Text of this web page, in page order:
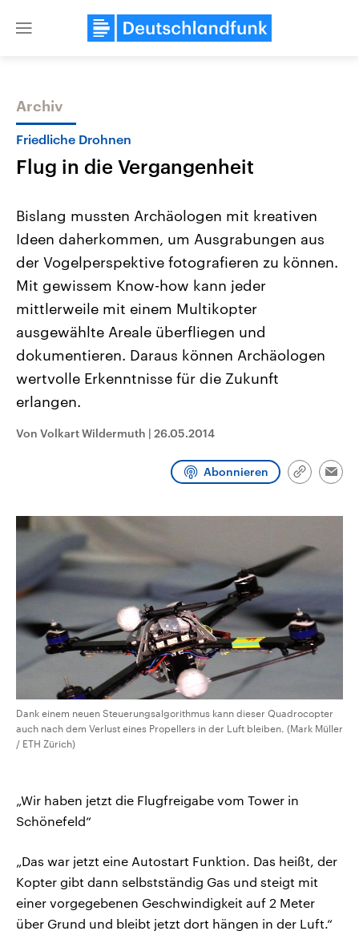
Close
Themen
Landtagswahl Sachsen-Anhalt
2026
Alle Informationen
Sachsen-Anhalt wählt am 6.
September 2026 einen neuen
Landtag. Seit 2021 wird das
Bundesland von einer Koalition aus
Umfragen, Prognosen,
Wahlprogramme, aktuelle Berichte
und Hintergründe zu den Parteien
Wahl.
USA
Aktuelle Beiträge,
Hintergründe
Wirtschaftlich und
gehören die Vereinigten
den mächtigsten Ländern
mit großem Einfluss auf
Sendungen
Archiv
Friedliche Drohnen
Flug in die Vergangenheit
Bislang mussten Archäologen mit kreativen
Ideen daherkommen, um Ausgrabungen aus
der Vogelperspektive fotografieren zu können.
Mit gewissem Know-how kann jeder
mittlerweile mit einem Multikopter
ausgewählte Areale überfliegen und
dokumentieren. Daraus können Archäologen
wertvolle Erkenntnisse für die Zukunft
erlangen.
Von Volkart Wildermuth | 26.05.2014
Abonnieren
Link
Dank einem neuen Steuerungsalgorithmus kann dieser Quadrocopter
auch nach dem Verlust eines Propellers in der Luft bleiben. (Mark Müller
/ ETH Zürich)
„Wir haben jetzt die Flugfreigabe vom Tower in
Schönefeld“
„Das war jetzt eine Autostart Funktion. Das heißt, der
Kopter gibt dann selbstständig Gas und steigt mit
einer vorgegebenen Geschwindigkeit auf 2 Meter
über Grund und bleibt jetzt dort hängen in der Luft.“